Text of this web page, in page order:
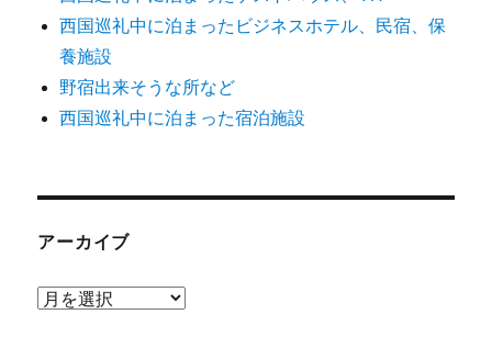
西国巡礼中に泊まったビジネスホテル、民宿、保
養施設
野宿出来そうな所など
西国巡礼中に泊まった宿泊施設
アーカイブ
ア